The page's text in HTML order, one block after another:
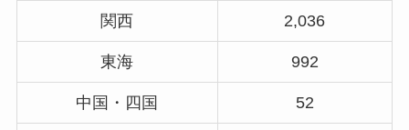
関西 2,036
東海 992
中国・四国 52